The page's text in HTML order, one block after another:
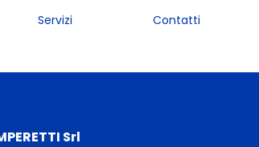
Servizi Contatti
Srl